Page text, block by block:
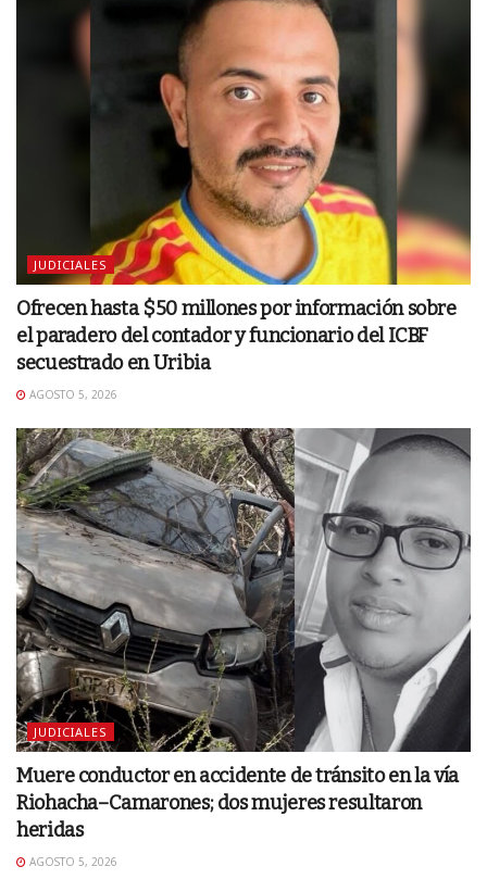
JUDICIALES
Ofrecen hasta $50 millones por información sobre
el paradero del contador y funcionario del ICBF
secuestrado en Uribia
AGOSTO 5, 2026
JUDICIALES
Muere conductor en accidente de tránsito en la vía
Riohacha–Camarones; dos mujeres resultaron
heridas
AGOSTO 5, 2026